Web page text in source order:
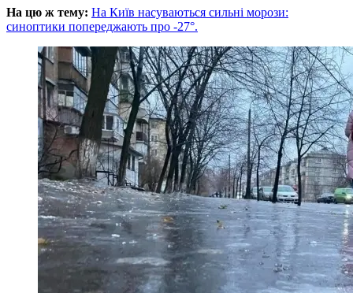
На цю ж тему: На Київ насуваються сильні морози:
синоптики попереджають про -27°.